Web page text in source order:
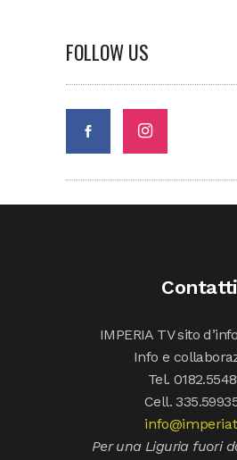
FOLLOW US
Contatti
IMPERIA TV sito
Info e
Tel.
Cell.
Per una Liguria fuori